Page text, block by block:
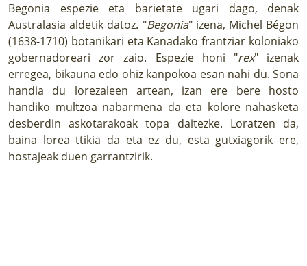
Begonia espezie eta barietate ugari dago, denak
Australasia aldetik datoz. "Begonia" izena, Michel Bégon
(1638-1710) botanikari eta Kanadako frantziar koloniako
gobernadoreari zor zaio. Espezie honi "rex" izenak
erregea, bikauna edo ohiz kanpokoa esan nahi du. Sona
handia du lorezaleen artean, izan ere bere hosto
handiko multzoa nabarmena da eta kolore nahasketa
desberdin askotarakoak topa daitezke. Loratzen da,
baina lorea ttikia da eta ez du, esta gutxiagorik ere,
hostajeak duen garrantzirik.